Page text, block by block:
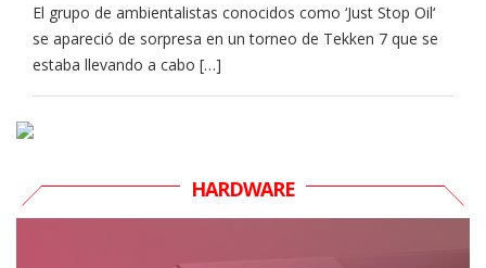
El grupo de ambientalistas conocidos como ‘Just Stop Oil‘
se apareció de sorpresa en un torneo de Tekken 7 que se
estaba llevando a cabo […]
HARDWARE